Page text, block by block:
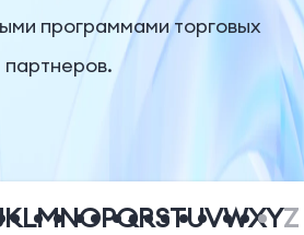
программами торговых
партнеров.
KLMNOPQRSTUVWXYZ